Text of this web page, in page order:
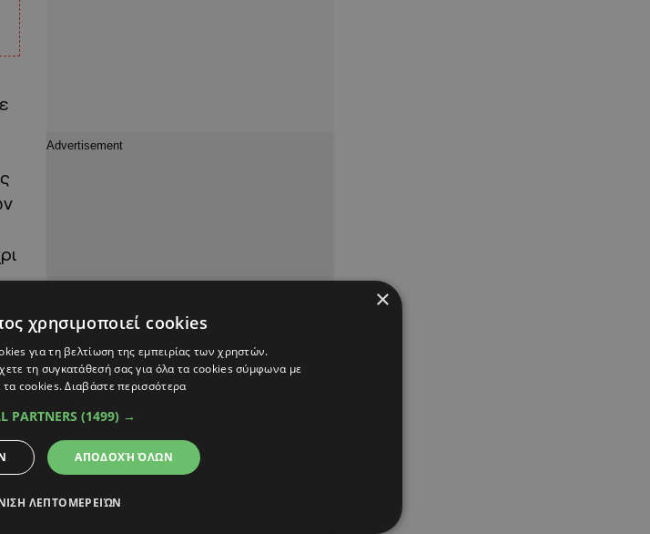
×
χρησιμοποιεί cookies
για τη βελτίωση της εμπειρίας των χρηστών.
τη συγκατάθεσή σας για όλα τα cookies σύμφωνα με
τα cookies.Διαβάστε περισσότερα
PARTNERS (1499) →
ΑΠΟΔΟΧΉ ΌΛΩΝ
ΛΕΠΤΟΜΕΡΕΙΏΝ